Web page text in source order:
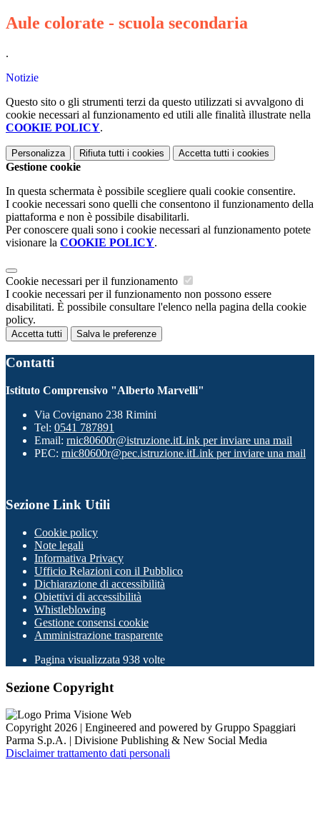
Aule colorate - scuola secondaria
.
Notizie
Questo sito o gli strumenti terzi da questo utilizzati si avvalgono di
cookie necessari al funzionamento ed utili alle finalità illustrate nella
COOKIE POLICY.
Personalizza Rifiuta tutti i cookies Accetta tutti i cookies
Gestione cookie
In questa schermata è possibile scegliere quali cookie consentire.
I cookie necessari sono quelli che consentono il funzionamento della
piattaforma e non è possibile disabilitarli.
Per conoscere quali sono i cookie necessari al funzionamento potete
visionare la COOKIE POLICY.
Cookie necessari per il funzionamento
I cookie necessari per il funzionamento non possono essere
disabilitati. È possibile consultare l'elenco nella pagina della cookie
policy.
Accetta tutti Salva le preferenze
Contatti
Istituto Comprensivo "Alberto Marvelli"
Via Covignano 238 Rimini
Tel: 0541 787891
Email: rnic80600r@istruzione.itLink per inviare una mail
PEC: rnic80600r@pec.istruzione.itLink per inviare una mail
Sezione Link Utili
Cookie policy
Note legali
Informativa Privacy
Ufficio Relazioni con il Pubblico
Dichiarazione di accessibilità
Obiettivi di accessibilità
Whistleblowing
Gestione consensi cookie
Amministrazione trasparente
Pagina visualizzata 938 volte
Sezione Copyright
Copyright 2026 | Engineered and powered by Gruppo Spaggiari
Parma S.p.A. | Divisione Publishing & New Social Media
Disclaimer trattamento dati personali